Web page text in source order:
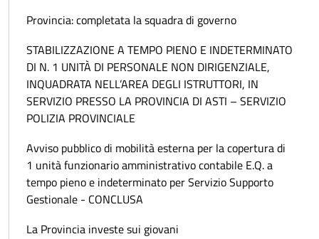
Provincia: completata la squadra di governo
STABILIZZAZIONE A TEMPO PIENO E INDETERMINATO
DI N. 1 UNITÀ DI PERSONALE NON DIRIGENZIALE,
INQUADRATA NELL’AREA DEGLI ISTRUTTORI, IN
SERVIZIO PRESSO LA PROVINCIA DI ASTI – SERVIZIO
POLIZIA PROVINCIALE
Avviso pubblico di mobilità esterna per la copertura di
1 unità funzionario amministrativo contabile E.Q. a
tempo pieno e indeterminato per Servizio Supporto
Gestionale - CONCLUSA
La Provincia investe sui giovani